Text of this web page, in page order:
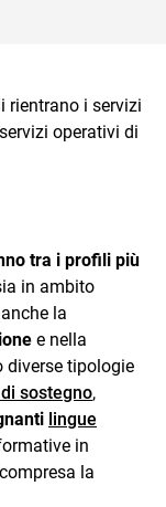
rientrano i servizi
operativi di
tra i profili più
in ambito
la
e nella
diverse tipologie
sostegno,
lingue
in
la